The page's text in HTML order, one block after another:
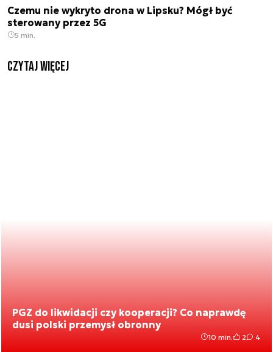
Czemu nie wykryto drona w Lipsku? Mógł być
sterowany przez 5G
5 min.
czytaj więcej
PGZ do likwidacji czy kooperacji? Co naprawdę
dusi polski przemysł obronny
10 min. 2 4